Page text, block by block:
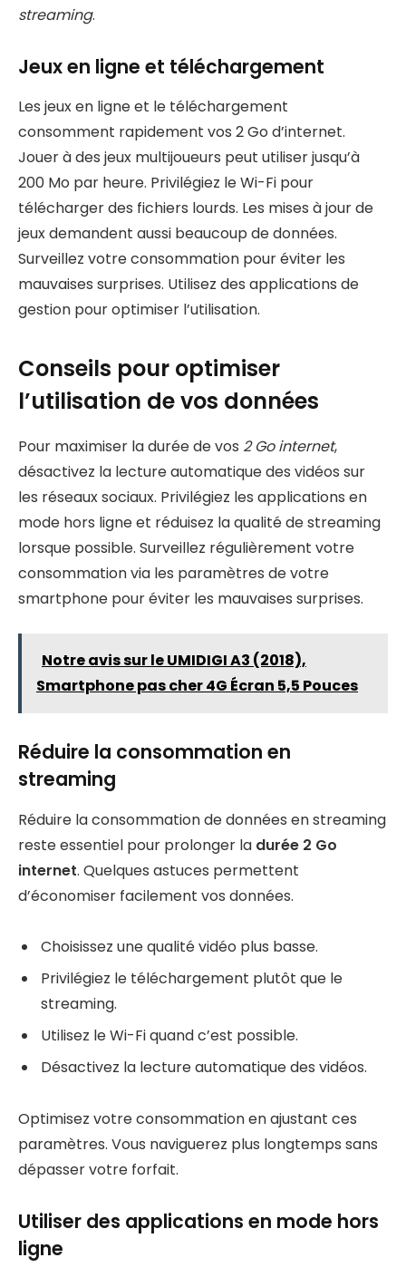
streaming.
Jeux en ligne et téléchargement
Les jeux en ligne et le téléchargement
consomment rapidement vos 2 Go d’internet.
Jouer à des jeux multijoueurs peut utiliser jusqu’à
200 Mo par heure. Privilégiez le Wi-Fi pour
télécharger des fichiers lourds. Les mises à jour de
jeux demandent aussi beaucoup de données.
Surveillez votre consommation pour éviter les
mauvaises surprises. Utilisez des applications de
gestion pour optimiser l’utilisation.
Conseils pour optimiser
l’utilisation de vos données
Pour maximiser la durée de vos 2 Go internet,
désactivez la lecture automatique des vidéos sur
les réseaux sociaux. Privilégiez les applications en
mode hors ligne et réduisez la qualité de streaming
lorsque possible. Surveillez régulièrement votre
consommation via les paramètres de votre
smartphone pour éviter les mauvaises surprises.
Notre avis sur le UMIDIGI A3 (2018),
Smartphone pas cher 4G Écran 5,5 Pouces
Réduire la consommation en
streaming
Réduire la consommation de données en streaming
reste essentiel pour prolonger la durée 2 Go
internet. Quelques astuces permettent
d’économiser facilement vos données.
Choisissez une qualité vidéo plus basse.
Privilégiez le téléchargement plutôt que le
streaming.
Utilisez le Wi-Fi quand c’est possible.
Désactivez la lecture automatique des vidéos.
Optimisez votre consommation en ajustant ces
paramètres. Vous naviguerez plus longtemps sans
dépasser votre forfait.
Utiliser des applications en mode hors
ligne